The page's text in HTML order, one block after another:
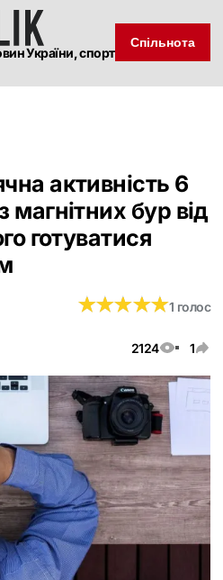
України, спорт
Спільнота
активність 6
магнітних бур від
готуватися
2124 1
★★★★★
★★★★★1 голос